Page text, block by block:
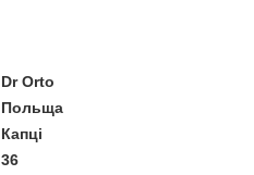
Dr Orto
Польща
Капці
36